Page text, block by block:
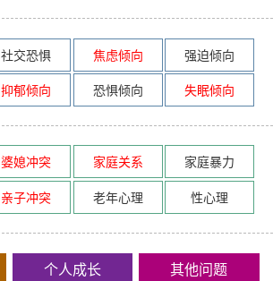
社交恐惧 焦虑倾向
强迫倾向
抑郁倾向
恐惧倾向 失眠倾向
婆媳冲突 家庭关系
家庭暴力
亲子冲突
老年心理 性心理
个人成长 其他问题